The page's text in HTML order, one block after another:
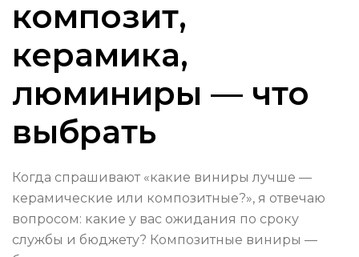
композит,
керамика,
люминиры — что
выбрать
Когда спрашивают «какие виниры лучше —
керамические или композитные?», я отвечаю
вопросом: какие у вас ожидания по сроку
службы и бюджету? Композитные виниры —